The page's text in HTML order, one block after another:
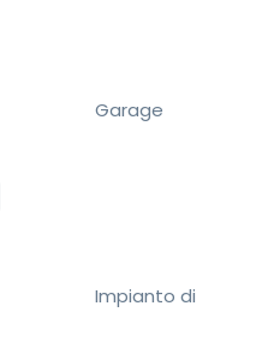
Garage
Impianto di